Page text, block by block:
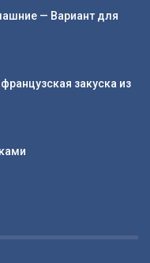
— Вариант для
закуска из